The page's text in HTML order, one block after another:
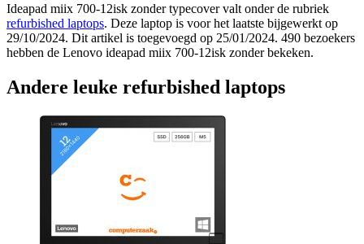
Ideapad miix 700-12isk zonder typecover valt onder de rubriek
refurbished laptops. Deze laptop is voor het laatste bijgewerkt op
29/10/2024. Dit artikel is toegevoegd op 25/01/2024. 490 bezoekers
hebben de Lenovo ideapad miix 700-12isk zonder bekeken.
Andere leuke refurbished laptops